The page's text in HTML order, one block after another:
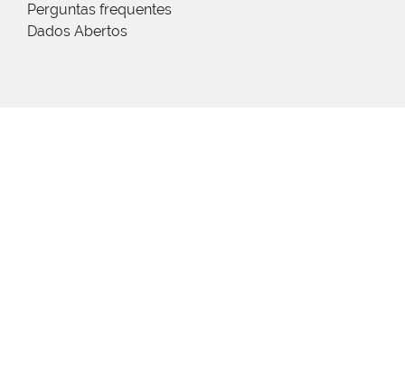
Perguntas frequentes
Dados Abertos